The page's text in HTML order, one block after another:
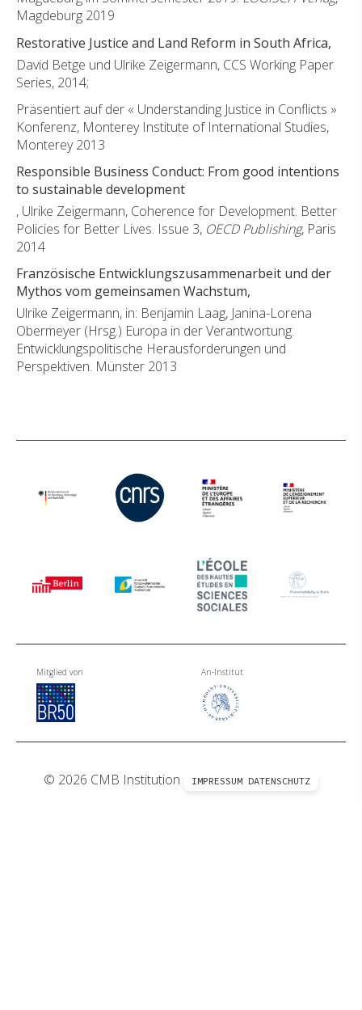
Magdeburg 2019
Restorative Justice and Land Reform in South Africa,
David Betge und Ulrike Zeigermann, CCS Working Paper
Series, 2014;
Präsentiert auf der « Understanding Justice in Conflicts »
Konferenz, Monterey Institute of International Studies,
Monterey 2013
Responsible Business Conduct: From good intentions
to sustainable development
, Ulrike Zeigermann, Coherence for Development. Better
Policies for Better Lives. Issue 3, OECD Publishing, Paris
2014
Französische Entwicklungszusammenarbeit und der
Mythos vom gemeinsamen Wachstum,
Ulrike Zeigermann, in: Benjamin Laag, Janina-Lorena
Obermeyer (Hrsg.) Europa in der Verantwortung.
Entwicklungspolitische Herausforderungen und
Perspektiven. Münster 2013
Mitglied von An-Institut
© 2026 CMB Institution IMPRESSUM DATENSCHUTZ